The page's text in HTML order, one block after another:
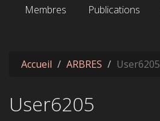
Membres
Publications
Accueil ARBRES User6205
User6205